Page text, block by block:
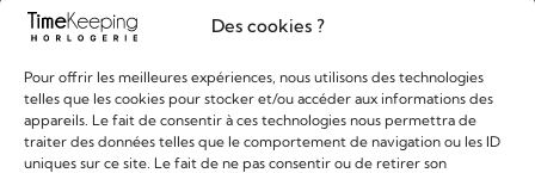
Des cookies ?
Pour offrir les meilleures expériences, nous utilisons des technologies
telles que les cookies pour stocker et/ou accéder aux informations des
appareils. Le fait de consentir à ces technologies nous permettra de
traiter des données telles que le comportement de navigation ou les ID
uniques sur ce site. Le fait de ne pas consentir ou de retirer son
02 31 47 49 97
contact@timekeeping.fr